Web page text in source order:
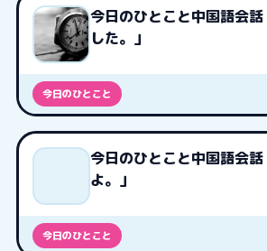
今日のひとこと中国語会
した。」
今日のひとこと
今日のひとこと中国語会
よ。」
今日のひとこと